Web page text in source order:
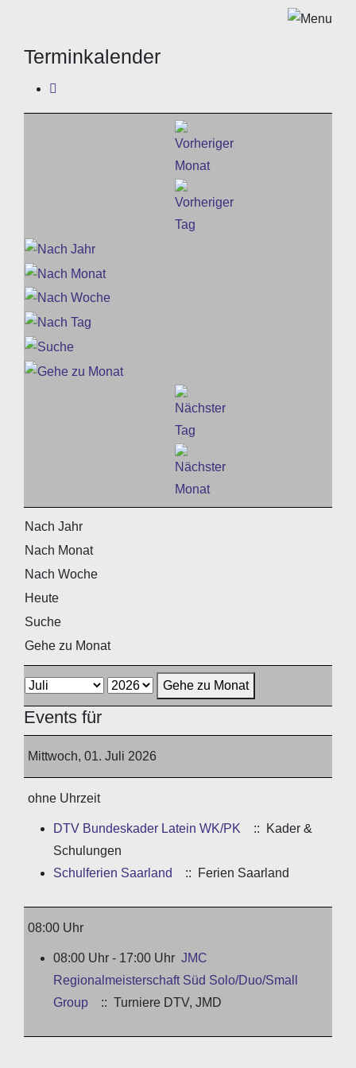
Terminkalender
Nach Jahr
Nach Monat
Nach Woche
Heute
Suche
Gehe zu Monat
Gehe zu Monat
Events für
Mittwoch, 01. Juli 2026
ohne Uhrzeit
DTV Bundeskader Latein WK/PK
:: Kader &
Schulungen
Schulferien Saarland
:: Ferien Saarland
08:00 Uhr
08:00 Uhr - 17:00 Uhr JMC
Regionalmeisterschaft Süd Solo/Duo/Small
Group
:: Turniere DTV, JMD